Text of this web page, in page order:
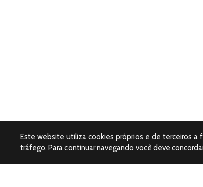
Este website utiliza cookies próprios e de terceiros a
tráfego. Para continuar navegando você deve